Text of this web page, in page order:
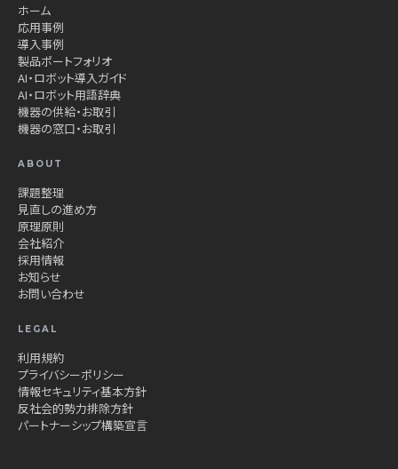
ホーム
応用事例
導入事例
製品ポートフォリオ
AI・ロボット導入ガイド
AI・ロボット用語辞典
機器の供給・お取引
機器の窓口・お取引
ABOUT
課題整理
見直しの進め方
原理原則
会社紹介
採用情報
お知らせ
お問い合わせ
LEGAL
利用規約
プライバシーポリシー
情報セキュリティ基本方針
反社会的勢力排除方針
パートナーシップ構築宣言